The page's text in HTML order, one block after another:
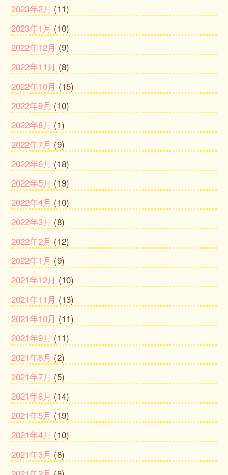
2023年2月 (11)
2023年1月 (10)
2022年12月 (9)
2022年11月 (8)
2022年10月 (15)
2022年9月 (10)
2022年8月 (1)
2022年7月 (9)
2022年6月 (18)
2022年5月 (19)
2022年4月 (10)
2022年3月 (8)
2022年2月 (12)
2022年1月 (9)
2021年12月 (10)
2021年11月 (13)
2021年10月 (11)
2021年9月 (11)
2021年8月 (2)
2021年7月 (5)
2021年6月 (14)
2021年5月 (19)
2021年4月 (10)
2021年3月 (8)